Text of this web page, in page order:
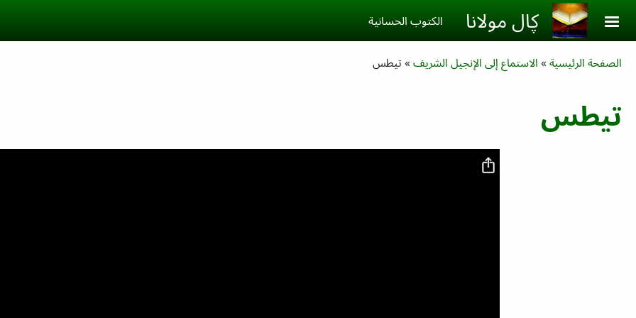
Skip to main contentڮال مولانا الكتوب الحسانية‎
Breadcrumb
الصفحة الرئيسية الاستماع إلى الإنجيل الشريف تيطس
تيطس